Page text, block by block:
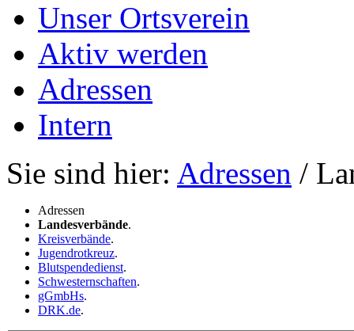
Unser Ortsverein
Aktiv werden
Adressen
Intern
Sie sind hier: Adressen /
Adressen
Landesverbände.
Kreisverbände.
Jugendrotkreuz.
Blutspendedienst.
Schwesternschaften.
gGmbHs.
DRK.de.